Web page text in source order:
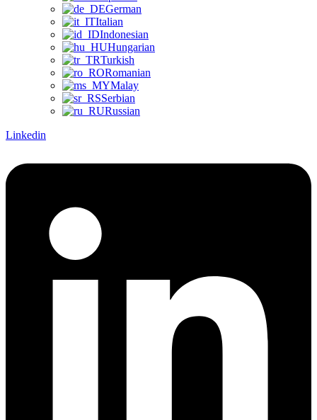
German
Italian
Indonesian
Hungarian
Turkish
Romanian
Malay
Serbian
Russian
Linkedin